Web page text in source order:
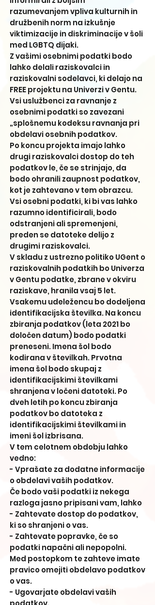
razumevanjem vpliva kulturnih in
družbenih norm na izkušnje
viktimizacije in diskriminacije v šoli
med LGBTQ dijaki.
Z vašimi osebnimi podatki bodo
lahko delali raziskovalci in
raziskovalni sodelavci, ki delajo na
FREE projektu na Univerzi v Gentu.
Vsi uslužbenci za ravnanje z
osebnimi podatki so zavezani
„splošnemu kodeksu ravnanja pri
obdelavi osebnih podatkov.
Po koncu projekta imajo lahko
drugi raziskovalci dostop do teh
podatkov le, če se strinjajo, da
bodo ohranili zaupnost podatkov,
kot je zahtevano v tem obrazcu.
Vsi osebni podatki, ki bi vas lahko
razumno identificirali, bodo
odstranjeni ali spremenjeni,
preden se datoteke delijo z
drugimi raziskovalci.
V skladu z ustrezno politiko UGent o
raziskovalnih podatkih bo Univerza
v Gentu podatke, zbrane v okviru
raziskave, hranila vsaj 5 let.
Vsakemu udeležencu bo dodeljena
identifikacijska številka. Na koncu
zbiranja podatkov (leta 2021 bo
določen datum) bodo podatki
preneseni. Imena šol bodo
kodirana v številkah. Prvotna
imena šol bodo skupaj z
identifikacijskimi številkami
shranjena v ločeni datoteki. Po
dveh letih po koncu zbiranja
podatkov bo datoteka z
identifikacijskimi številkami in
imeni šol izbrisana.
V tem celotnem obdobju lahko
vedno:
- Vprašate za dodatne informacije
o obdelavi vaših podatkov.
Če bodo vaši podatki iz nekega
razloga jasno pripisani vam, lahko
- Zahtevate dostop do podatkov,
ki so shranjeni o vas.
- Zahtevate popravke, če so
podatki napačni ali nepopolni.
Med postopkom te zahteve imate
pravico omejiti obdelavo podatkov
o vas.
- Ugovarjate obdelavi vaših